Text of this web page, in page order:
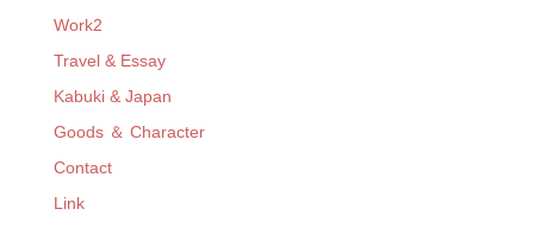
Work2
Travel & Essay
Kabuki & Japan
Goods ＆ Character
Contact
Link